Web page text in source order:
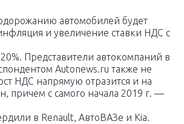
автомобилей будет
и увеличение ставки НДС с
Представители автокомпаний в
Autonews.ru также не
НДС напрямую отразится и на
причем с самого начала 2019 г. —
в Renault, АвтоВАЗе и Kia.